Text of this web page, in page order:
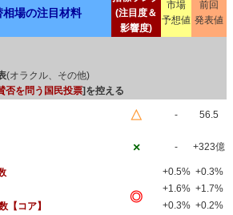
場の注目材料
(注目度＆
影響度)
市場
予想値
前回
発表値
(オラクル、その他)
否を問う国民投票]を控える
△ - 56.5
× - +323億
◎
+0.5% +0.3%
+1.6% +1.7%
【コア】
+0.3% +0.2%